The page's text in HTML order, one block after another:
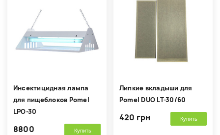
Инсектицидная лампа
для пищеблоков Pomel
LPO-30
8800
Купить
Липкие вкладыши для
Pomel DUO LT-30/60
420 грн Купить